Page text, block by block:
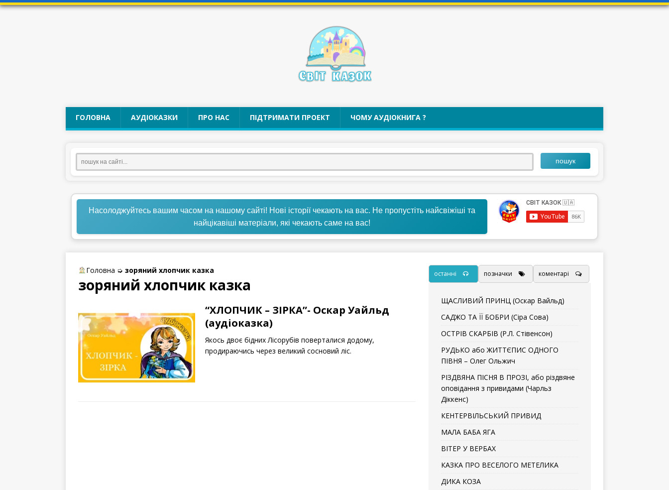
ГОЛОВНА АУДІОКАЗКИ ПРО НАС ПІДТРИМАТИ ПРОЕКТ ЧОМУ АУДІОКНИГА ?
пошук
Насолоджуйтесь вашим часом на нашому сайті! Нові історії чекають на вас. Не пропустіть найсвіжіші та
найцікавіші матеріали, які чекають саме на вас!
Головна ➭ зоряний хлопчик казка
зоряний хлопчик казка
“ХЛОПЧИК – ЗІРКА”- Оскар Уайльд
(аудіоказка)
Якось двоє бідних Лісорубів поверталися додому,
продираючись через великий сосновий ліс.
останні позначки коментарі
ЩАСЛИВИЙ ПРИНЦ (Оскар Вайльд)
САДЖО ТА ЇЇ БОБРИ (Сіра Сова)
ОСТРІВ СКАРБІВ (Р.Л. Стівенсон)
РУДЬКО або ЖИТТЄПИС ОДНОГО
ПІВНЯ – Олег Ольжич
РІЗДВЯНА ПІСНЯ В ПРОЗІ, або різдвяне
оповідання з привидами (Чарльз
Діккенс)
КЕНТЕРВІЛЬСЬКИЙ ПРИВИД
МАЛА БАБА ЯГА
ВІТЕР У ВЕРБАХ
КАЗКА ПРО ВЕСЕЛОГО МЕТЕЛИКА
ДИКА КОЗА